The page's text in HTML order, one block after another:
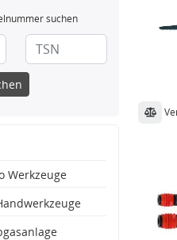
suchen
Werkzeuge